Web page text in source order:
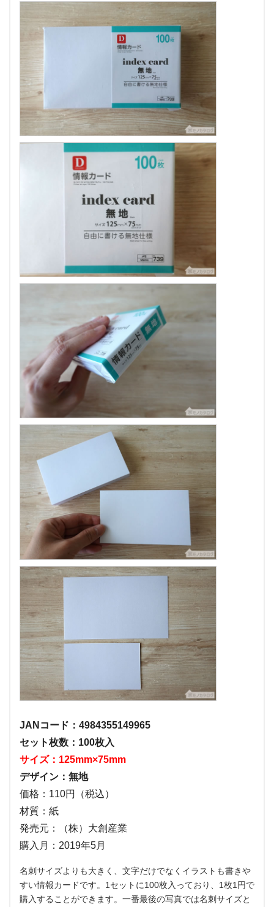
JANコード：4984355149965
セット枚数：100枚入
サイズ：125mm×75mm
デザイン：無地
価格：110円（税込）
材質：紙
発売元：（株）大創産業
購入月：2019年5月
名刺サイズよりも大きく、文字だけでなくイラストも書きや
すい情報カードです。1セットに100枚入っており、1枚1円で
購入することができます。一番最後の写真では名刺サイズと